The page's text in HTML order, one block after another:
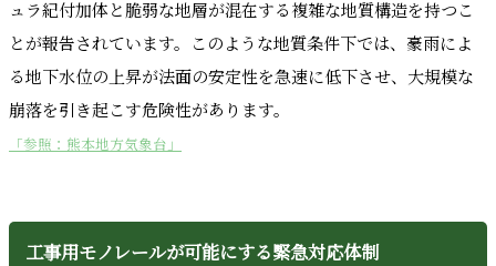
ュラ紀付加体と脆弱な地層が混在する複雑な地質構造を持つこ
とが報告されています。このような地質条件下では、豪雨によ
る地下水位の上昇が法面の安定性を急速に低下させ、大規模な
崩落を引き起こす危険性があります。
「参照：熊本地方気象台」
工事用モノレールが可能にする緊急対応体制